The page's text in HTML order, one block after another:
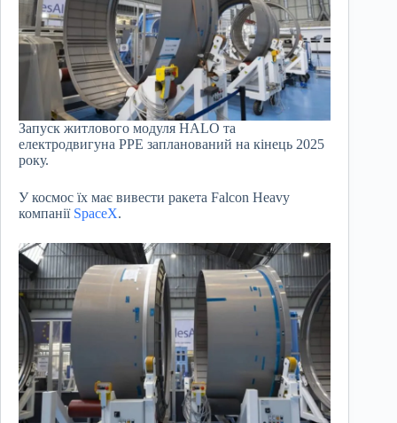
Запуск житлового модуля HALO та
електродвигуна PPE запланований на кінець 2025
року.
У космос їх має вивести ракета Falcon Heavy
компанії SpaceX.